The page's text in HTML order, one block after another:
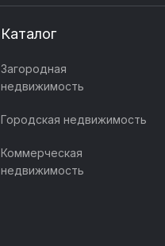
Каталог
Загородная
недвижимость
Городская недвижимость
Коммерческая
недвижимость